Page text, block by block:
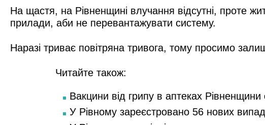
На щастя, на Рівненщині влучання відсутні, проте
прилади, аби не перевантажувати систему.
Наразі триває повітряна тривога, тому просимо
Читайте також:
Вакцини від грипу в аптеках Рівненщини
У Рівному зареєстровано 56 нових